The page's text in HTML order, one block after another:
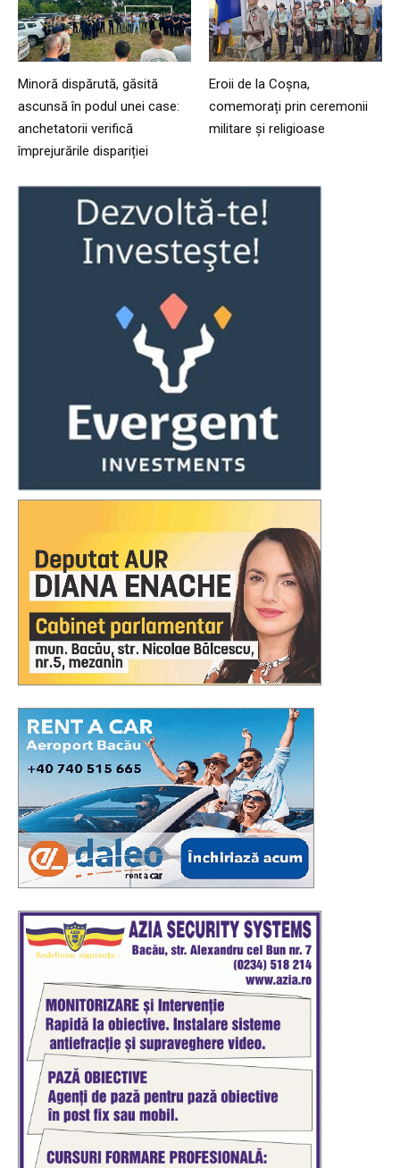
Minoră dispărută, găsită
ascunsă în podul unei case:
anchetatorii verifică
împrejurările dispariției
Eroii de la Coșna,
comemorați prin ceremonii
militare și religioase